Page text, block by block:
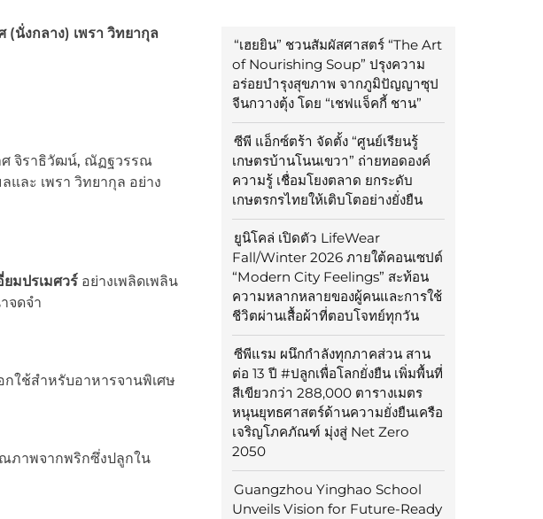
“เฮยยิน” ชวนสัมผัสศาสตร์ “The Art
of Nourishing Soup” ปรุงความ
อร่อยบำรุงสุขภาพ จากภูมิปัญญาซุป
จีนกวางตุ้ง โดย “เชฟแจ็คกี้ ชาน”
ซีพี แอ็กซ์ตร้า จัดตั้ง “ศูนย์เรียนรู้
เกษตรบ้านโนนเขวา” ถ่ายทอดองค์
ความรู้ เชื่อมโยงตลาด ยกระดับ
เกษตรกรไทยให้เติบโตอย่างยั่งยืน
ยูนิโคล่ เปิดตัว LifeWear
Fall/Winter 2026 ภายใต้คอนเซปต์
“Modern City Feelings” สะท้อน
ความหลากหลายของผู้คนและการใช้
ชีวิตผ่านเสื้อผ้าที่ตอบโจทย์ทุกวัน
ซีพีแรม ผนึกกำลังทุกภาคส่วน สาน
ต่อ 13 ปี #ปลูกเพื่อโลกยั่งยืน เพิ่มพื้นที่
สีเขียวกว่า 288,000 ตารางเมตร
หนุนยุทธศาสตร์ด้านความยั่งยืนเครือ
เจริญโภคภัณฑ์ มุ่งสู่ Net Zero
2050
Guangzhou Yinghao School
Unveils Vision for Future-Ready
งกลาง) เพรา วิทยากุล
ศ จิราธิวัฒน์, ณัฏฐวรรณ
ละ เพรา วิทยากุล อย่าง
มปรเมศวร์อย่างเพลิดเพลิน
จดจำ
กใช้สำหรับอาหารจานพิเศษ
ภาพจากพริกซึ่งปลูกใน